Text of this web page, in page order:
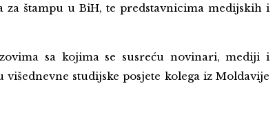
za štampu u BiH, te predstavnicima medijskih i
sa kojima se susreću novinari, mediji i
studijske posjete kolega iz Moldavije